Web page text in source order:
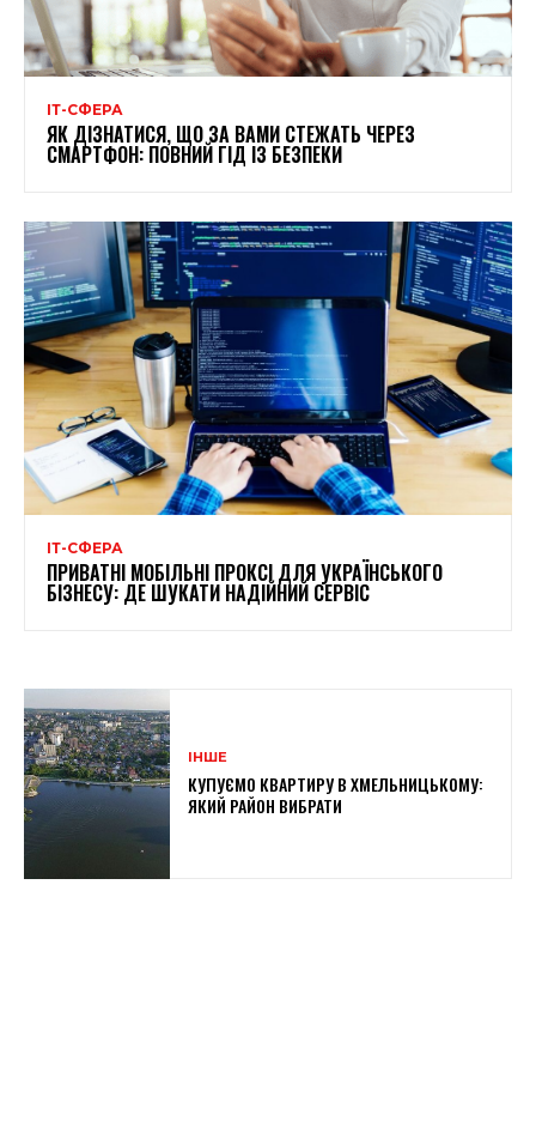
ІТ-СФЕРА
ЯК ДІЗНАТИСЯ, ЩО ЗА ВАМИ СТЕЖАТЬ ЧЕРЕЗ
СМАРТФОН: ПОВНИЙ ГІД ІЗ БЕЗПЕКИ
ІТ-СФЕРА
ПРИВАТНІ МОБІЛЬНІ ПРОКСІ ДЛЯ УКРАЇНСЬКОГО
БІЗНЕСУ: ДЕ ШУКАТИ НАДІЙНИЙ СЕРВІС
ІНШЕ
КУПУЄМО КВАРТИРУ В ХМЕЛЬНИЦЬКОМУ:
ЯКИЙ РАЙОН ВИБРАТИ